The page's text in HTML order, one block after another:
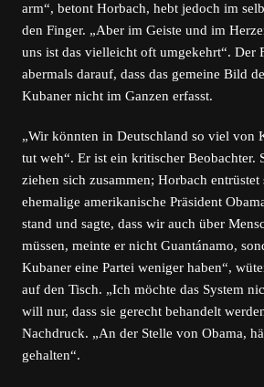
arm“, betont Horbach, hebt jedoch im
den Finger. „Aber im Geiste und im
uns ist das vielleicht oft umgekehrt“. Der
abermals darauf, dass das gemeine Bild
Kubaner nicht im Ganzen erfasst.
„Wir könnten in Deutschland so viel von
tut weh“. Er ist ein kritischer Beobachter.
ziehen sich zusammen; Horbach
ehemalige amerikanische Präsident
stand und sagte, dass wir auch über
müssen, meinte er nicht Guantánamo,
Kubaner eine Partei weniger haben“,
auf den Tisch. „Ich möchte das System
will nur, dass sie gerecht behandelt
Nachdruck. „An der Stelle von Obama,
gehalten“.